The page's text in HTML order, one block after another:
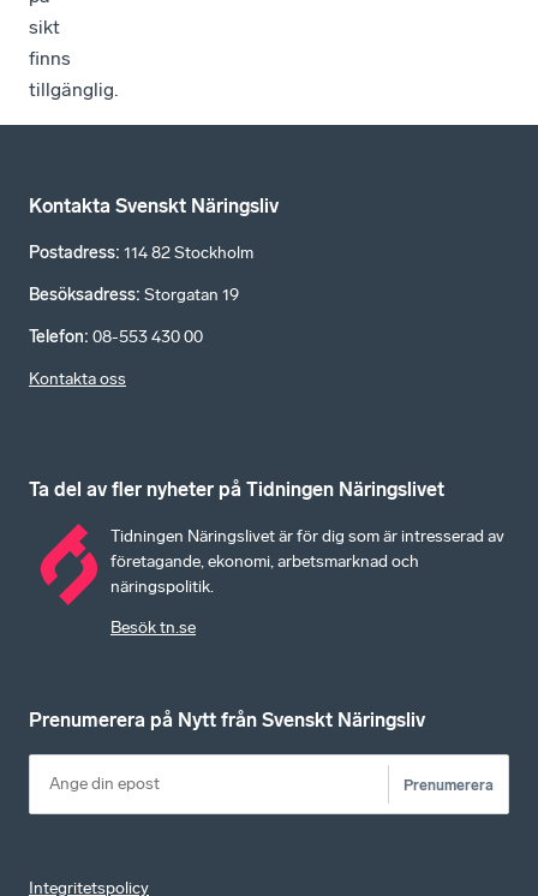
sikt
finns
tillgänglig.
Kontakta Svenskt Näringsliv
Postadress: 114 82 Stockholm
Besöksadress: Storgatan 19
Telefon: 08-553 430 00
Kontakta oss
Ta del av fler nyheter på Tidningen Näringslivet
Tidningen Näringslivet är för dig som är intresserad av
företagande, ekonomi, arbetsmarknad och
näringspolitik.
Besök tn.se
Prenumerera på Nytt från Svenskt Näringsliv
Prenumerera
Integritetspolicy